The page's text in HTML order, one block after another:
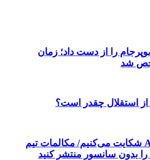
را از دست داد؛ زمان
شد
استقلال چقدر است؟
ملوان: به AFC شکایت می‌کنیم/ مکالمات تیم